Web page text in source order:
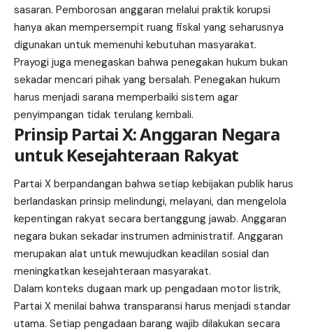
sasaran. Pemborosan anggaran melalui praktik korupsi
hanya akan mempersempit ruang fiskal yang seharusnya
digunakan untuk memenuhi kebutuhan masyarakat.
Prayogi juga menegaskan bahwa penegakan hukum bukan
sekadar mencari pihak yang bersalah. Penegakan hukum
harus menjadi sarana memperbaiki sistem agar
penyimpangan tidak terulang kembali.
Prinsip Partai X: Anggaran Negara
untuk Kesejahteraan Rakyat
Partai X berpandangan bahwa setiap kebijakan publik harus
berlandaskan prinsip melindungi, melayani, dan mengelola
kepentingan rakyat secara bertanggung jawab. Anggaran
negara bukan sekadar instrumen administratif. Anggaran
merupakan alat untuk mewujudkan keadilan sosial dan
meningkatkan kesejahteraan masyarakat.
Dalam konteks dugaan mark up pengadaan motor listrik,
Partai X menilai bahwa transparansi harus menjadi standar
utama. Setiap pengadaan barang wajib dilakukan secara